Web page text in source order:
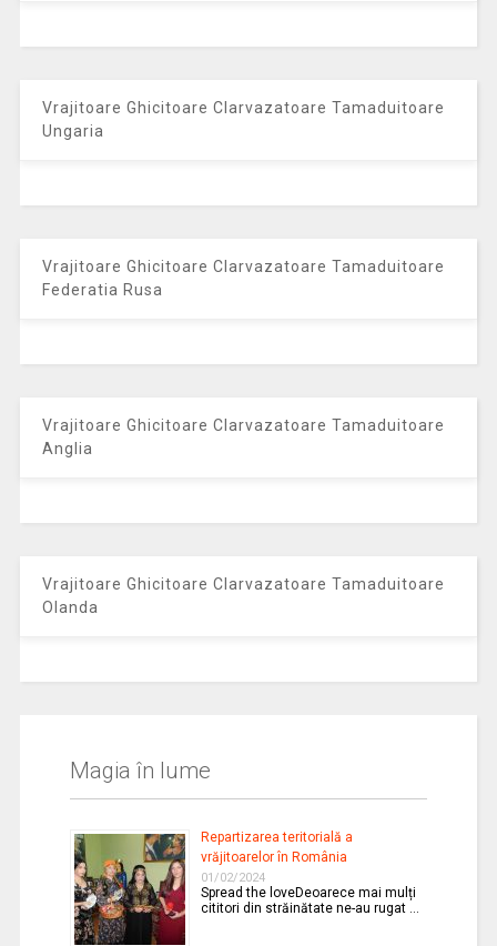
Vrajitoare Ghicitoare Clarvazatoare Tamaduitoare
Ungaria
Vrajitoare Ghicitoare Clarvazatoare Tamaduitoare
Federatia Rusa
Vrajitoare Ghicitoare Clarvazatoare Tamaduitoare
Anglia
Vrajitoare Ghicitoare Clarvazatoare Tamaduitoare
Olanda
Magia în lume
Repartizarea teritorială a
vrăjitoarelor în România
01/02/2024
Spread the loveDeoarece mai mulți
cititori din străinătate ne-au rugat …